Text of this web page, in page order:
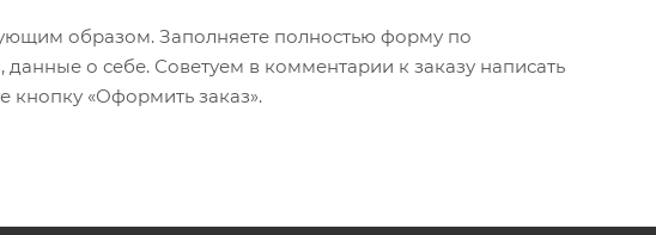
образом. Заполняете полностью форму по
о себе. Советуем в комментарии к заказу написать
кнопку «Оформить заказ».